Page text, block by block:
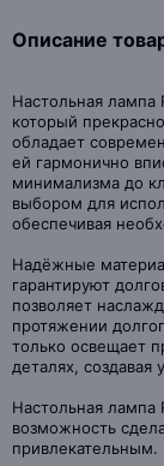
Описание
Настольная лампа
который
обладает
ей гармонично
минимализма до
выбором для
обеспечивая
Надёжные
гарантируют
позволяет
протяжении
только освещает
деталях,
Настольная лампа
возможность
привлекательным.